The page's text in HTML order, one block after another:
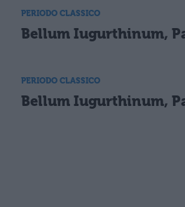
PERIODO CLASSICO
Bellum Iugurthinum,
PERIODO CLASSICO
Bellum Iugurthinum,